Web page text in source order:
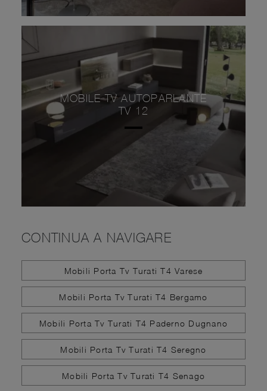
MOBILE TV AUTOPARLANTE
TV 12
CONTINUA A NAVIGARE
Mobili Porta Tv Turati T4 Varese
Mobili Porta Tv Turati T4 Bergamo
Mobili Porta Tv Turati T4 Paderno Dugnano
Mobili Porta Tv Turati T4 Seregno
Mobili Porta Tv Turati T4 Senago